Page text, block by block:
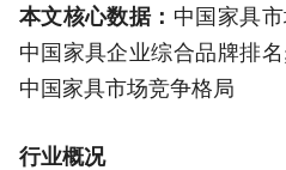
本文核心数据： 中国家具
中国家具企业综合品牌排
中国家具市场竞争格局
行业概况